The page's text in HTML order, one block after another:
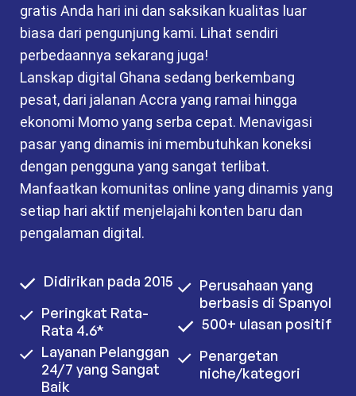
gratis Anda hari ini dan saksikan kualitas luar
biasa dari pengunjung kami. Lihat sendiri
perbedaannya sekarang juga!
Lanskap digital Ghana sedang berkembang
pesat, dari jalanan Accra yang ramai hingga
ekonomi Momo yang serba cepat. Menavigasi
pasar yang dinamis ini membutuhkan koneksi
dengan pengguna yang sangat terlibat.
Manfaatkan komunitas online yang dinamis yang
setiap hari aktif menjelajahi konten baru dan
pengalaman digital.
Didirikan pada 2015
Peringkat Rata-
Rata 4.6*
Layanan Pelanggan
24/7 yang Sangat
Baik
Perusahaan yang
berbasis di Spanyol
500+ ulasan positif
Penargetan
niche/kategori